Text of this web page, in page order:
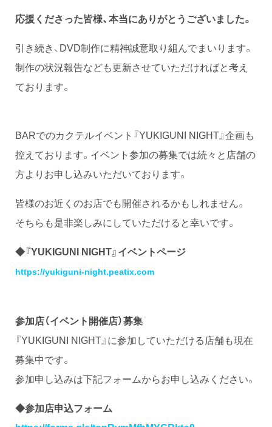
応援くださった皆様、本当にありがとうございました。
引き続き、DVD制作に精神誠意取り組んでまいります。
制作の状況報告なども更新させていただければと考え
ております。
BARでのカクテルイベント『YUKIGUNI NIGHT』企画も
控えております。イベント参加の募集では続々と店舗の
方よりお申し込みいただいております。
皆様のお近くのお店でも開催されるかもしれません。
そちらも是非楽しみにしていただけると幸いです。
◆『YUKIGUNI NIGHT』イベントページ
https://yukiguni-night.peatix.com
参加店（イベント開催店）募集
『YUKIGUNI NIGHT』に参加していただける店舗も現在
募集中です。
参加申し込みは下記フォームからお申し込みください。
◆参加店申込フォーム